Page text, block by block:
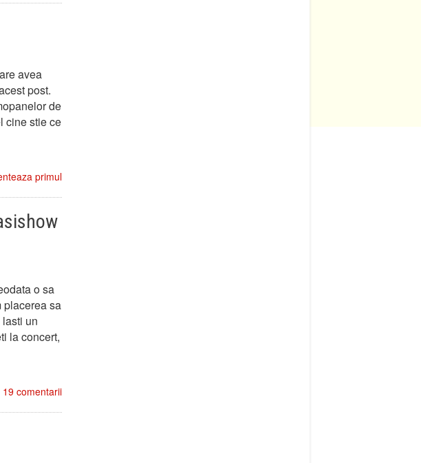
avea
post.
de
cine stie ce
primul
o sa
placerea sa
un
la concert,
19 comentarii